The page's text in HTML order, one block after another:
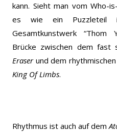
kann. Sieht man vom Who-
es wie ein Puzzleteil
Gesamtkunstwerk “Thom
Brücke zwischen dem fast
Eraserund dem
King Of Limbs.
Rhythmus ist auch auf dem